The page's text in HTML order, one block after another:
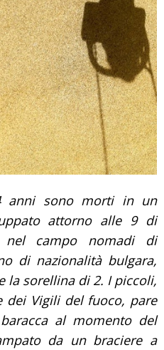
anni sono morti in un
attorno alle 9 di
nel campo nomadi di
di nazionalità bulgara,
la sorellina di 2. I piccoli,
dei Vigili del fuoco, pare
al momento del
da un braciere a